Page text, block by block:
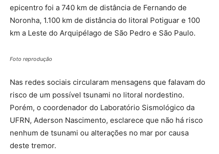
epicentro foi a 740 km de distância de Fernando de
Noronha, 1.100 km de distância do litoral Potiguar e 100
km a Leste do Arquipélago de São Pedro e São Paulo.
Foto reprodução
Nas redes sociais circularam mensagens que falavam do
risco de um possível tsunami no litoral nordestino.
Porém, o coordenador do Laboratório Sismológico da
UFRN, Aderson Nascimento, esclarece que não há risco
nenhum de tsunami ou alterações no mar por causa
deste tremor.